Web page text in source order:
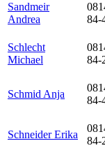
Sandmeir
Andrea
84-
Schlecht
Michael
84-
Schmid Anja
84-
Schneider Erika
84-